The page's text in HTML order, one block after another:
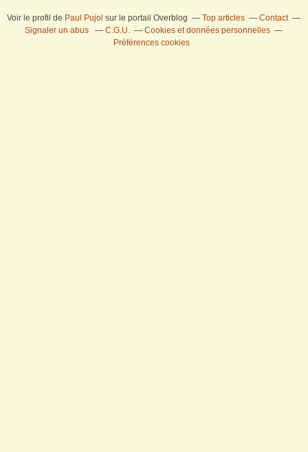
Voir le profil de Paul Pujol sur le portail Overblog Top articles
Contact
Signaler un abus
C.G.U.
Cookies et données personnelles
Préférences cookies